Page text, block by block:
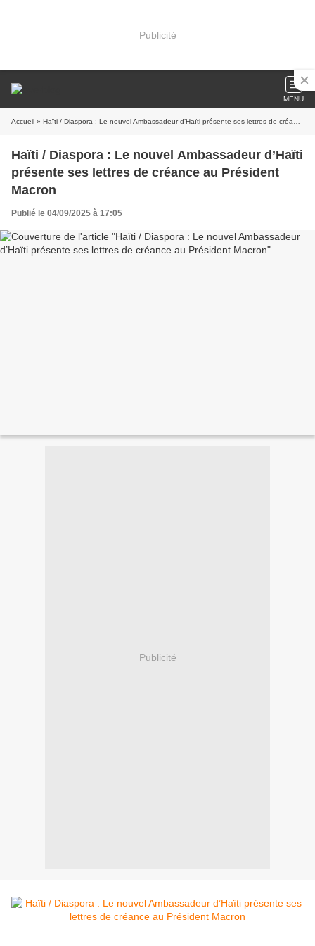
Publicité
MENU
Accueil » Haïti / Diaspora : Le nouvel Ambassadeur d’Haïti présente ses lettres de créance au Président Macron
Haïti / Diaspora : Le nouvel Ambassadeur d’Haïti
présente ses lettres de créance au Président
Macron
Publié le 04/09/2025 à 17:05
Publicité